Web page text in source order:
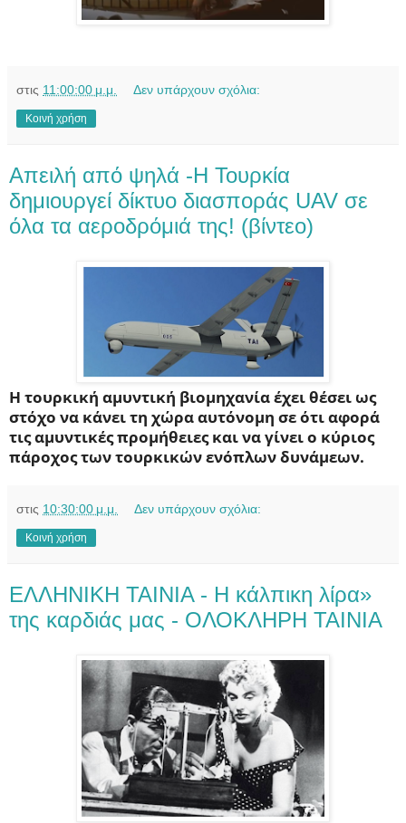
στις 11:00:00 μ.μ. Δεν υπάρχουν σχόλια:
Κοινή χρήση
Απειλή από ψηλά -Η Τουρκία
δημιουργεί δίκτυο διασποράς UAV σε
όλα τα αεροδρόμιά της! (βίντεο)
Η τουρκική αμυντική βιομηχανία έχει θέσει ως
στόχο να κάνει τη χώρα αυτόνομη σε ότι αφορά
τις αμυντικές προμήθειες και να γίνει ο κύριος
πάροχος των τουρκικών ενόπλων δυνάμεων.
στις 10:30:00 μ.μ. Δεν υπάρχουν σχόλια:
Κοινή χρήση
ΕΛΛΗΝΙΚΗ ΤΑΙΝΙΑ - Η κάλπικη λίρα»
της καρδιάς μας - ΟΛΟΚΛΗΡΗ ΤΑΙΝΙΑ